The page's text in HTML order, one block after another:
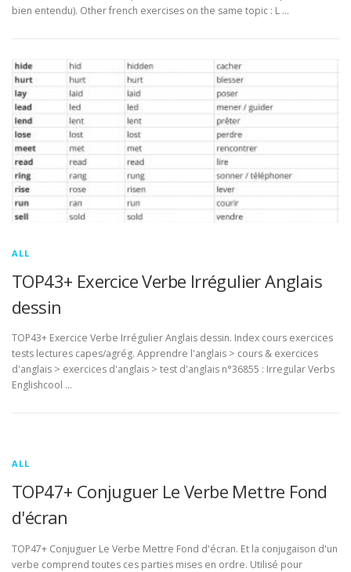
bien entendu). Other french exercises on the same topic : L …
ALL
TOP43+ Exercice Verbe Irrégulier Anglais
dessin
TOP43+ Exercice Verbe Irrégulier Anglais dessin. Index cours exercices
tests lectures capes/agrég. Apprendre l'anglais > cours & exercices
d'anglais > exercices d'anglais > test d'anglais n°36855 : Irregular Verbs
Englishcool …
ALL
TOP47+ Conjuguer Le Verbe Mettre Fond
d'écran
TOP47+ Conjuguer Le Verbe Mettre Fond d'écran. Et la conjugaison d'un
verbe comprend toutes ces parties mises en ordre. Utilisé pour